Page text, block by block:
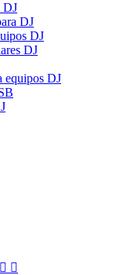
DJ
DJ
DJ
DJ
equipos DJ
 